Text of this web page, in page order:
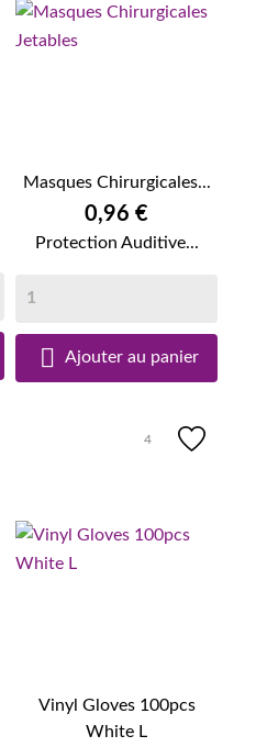
Masques Chirurgicales...
0,96 €
Protection Auditive...
 Ajouter au panier
4
Vinyl Gloves 100pcs
White L